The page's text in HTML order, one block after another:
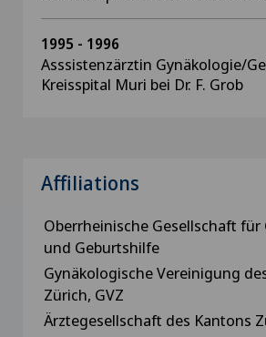
1995 - 1996
Asssistenzärztin Gynäkologie/
Kreisspital Muri bei Dr. F. Grob
Affiliations
Oberrheinische Gesellschaft für
und Geburtshilfe
Gynäkologische Vereinigung
Zürich, GVZ
Ärztegesellschaft des Kantons